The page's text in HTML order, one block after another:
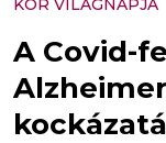
KÓR VILÁGNAPJA
A Covid-